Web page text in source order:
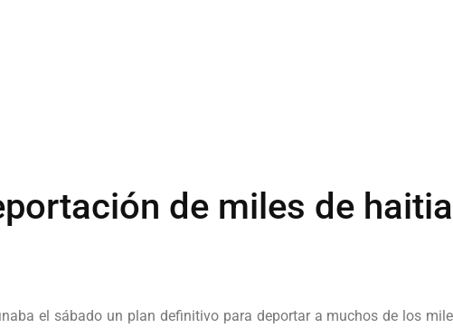
de miles de
el sábado un plan definitivo para deportar a muchos de los